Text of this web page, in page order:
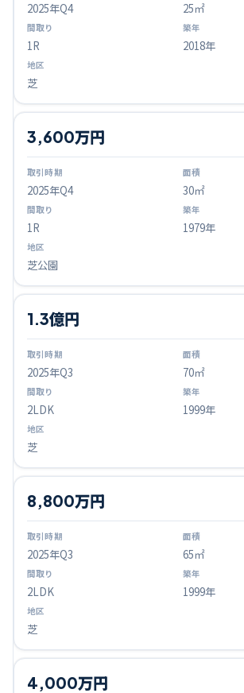
2025年Q4 25㎡
1R 2018年
芝
2025年Q4
3,600万円
30㎡
1R 1979年
芝公園
2025年Q3
1.3億円
70㎡
2LDK 1999年
芝
2025年Q3
8,800万円
65㎡
2LDK 1999年
芝
4,000万円